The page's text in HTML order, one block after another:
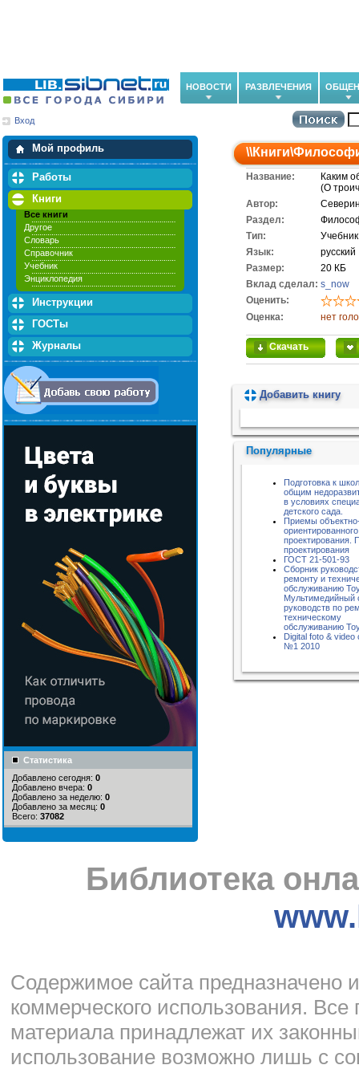
НОВОСТИ РАЗВЛЕЧЕНИЯ
Вход
Мой профиль
Мои закладки
Работы
Книги
Все книги
Другое
Словарь
Справочник
Учебник
Энциклопедия
Инструкции
ГОСТы
Журналы
Статистика
Добавлено сегодня: 0
Добавлено вчера: 0
Добавлено за неделю: 0
Добавлено за месяц: 0
Всего: 37082
\\Книги\
Название:
Каким
(О
Автор:
Раздел:
Тип:
Учебник
Язык:
русский
Размер:
20 КБ
Вклад сделал: s_now
Оценить:
Оценка:
нет
Скачать
Добавить книгу
Популярные
Подготовка к
общим
в условиях
детского сада.
Приемы
ориентированного
проектирования.
проектирования
ГОСТ 21-501-93
Сборник
ремонту и
обслуживанию
Мультимедийный
руководств по
техническому
обслуживанию
Digital foto & video
№1 2010
Библиотека
Cодержимое сайта предназначено
коммерческого использования.
материала принадлежат их
использование возможно лишь с